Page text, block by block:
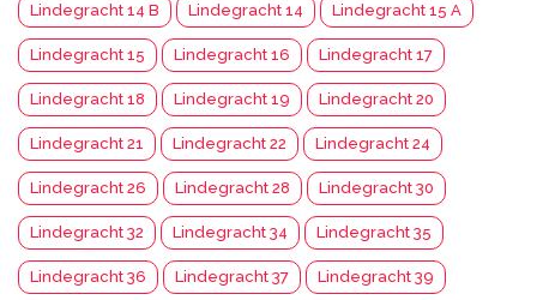
Lindegracht 14 B Lindegracht 14 Lindegracht 15 A
Lindegracht 15 Lindegracht 16 Lindegracht 17
Lindegracht 18 Lindegracht 19 Lindegracht 20
Lindegracht 21 Lindegracht 22 Lindegracht 24
Lindegracht 26 Lindegracht 28 Lindegracht 30
Lindegracht 32 Lindegracht 34 Lindegracht 35
Lindegracht 36 Lindegracht 37 Lindegracht 39